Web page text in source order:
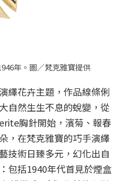
年。圖／梵克雅寶提供
繹花卉主題，作品線條俐
自然生生不息的蛻變，從
胸針開始，濱菊、報春
，在梵克雅寶的巧手演繹
技術日臻多元，幻化出自
包括1940年代首見於煙盒